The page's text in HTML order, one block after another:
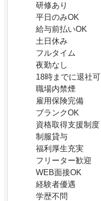
研修あり
平日のみOK
給与前払いOK
土日休み
フルタイム
夜勤なし
18時までに退社可
職場内禁煙
雇用保険完備
ブランクOK
資格取得支援制度
制服貸与
福利厚生充実
フリーター歓迎
WEB面接OK
経験者優遇
学歴不問